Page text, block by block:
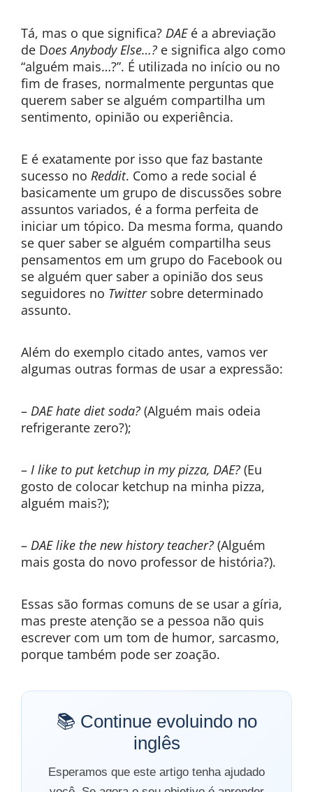
Tá, mas o que significa? DAE é a abreviação
de Does Anybody Else…? e significa algo como
“alguém mais…?”. É utilizada no início ou no
fim de frases, normalmente perguntas que
querem saber se alguém compartilha um
sentimento, opinião ou experiência.
E é exatamente por isso que faz bastante
sucesso no Reddit. Como a rede social é
basicamente um grupo de discussões sobre
assuntos variados, é a forma perfeita de
iniciar um tópico. Da mesma forma, quando
se quer saber se alguém compartilha seus
pensamentos em um grupo do Facebook ou
se alguém quer saber a opinião dos seus
seguidores no Twittersobre determinado
assunto.
Além do exemplo citado antes, vamos ver
algumas outras formas de usar a expressão:
– DAE hate diet soda? (Alguém mais odeia
refrigerante zero?);
– I like to put ketchup in my pizza, DAE? (Eu
gosto de colocar ketchup na minha pizza,
alguém mais?);
– DAE like the new history teacher? (Alguém
mais gosta do novo professor de história?).
Essas são formas comuns de se usar a gíria,
mas preste atenção se a pessoa não quis
escrever com um tom de humor, sarcasmo,
porque também pode ser zoação.
📚 Continue evoluindo no
inglês
Esperamos que este artigo tenha ajudado